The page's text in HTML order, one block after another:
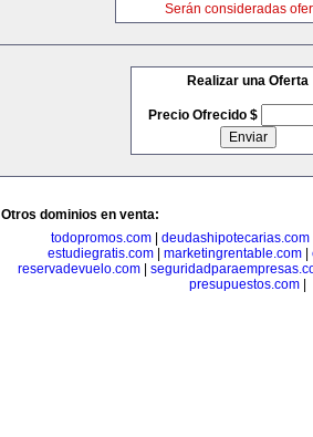
Serán consideradas
Realizar una Oferta
Precio Ofrecido $
Otros dominios en venta:
todopromos.com
deudashipotecarias.com
estudiegratis.com
marketingrentable.com
reservadevuelo.com
presupuestos.com